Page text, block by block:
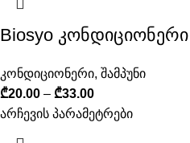
Biosyo კონდიციონერი
კონდიციონერი, შამპუნი
₾20.00 – ₾33.00
არჩევის პარამეტრები